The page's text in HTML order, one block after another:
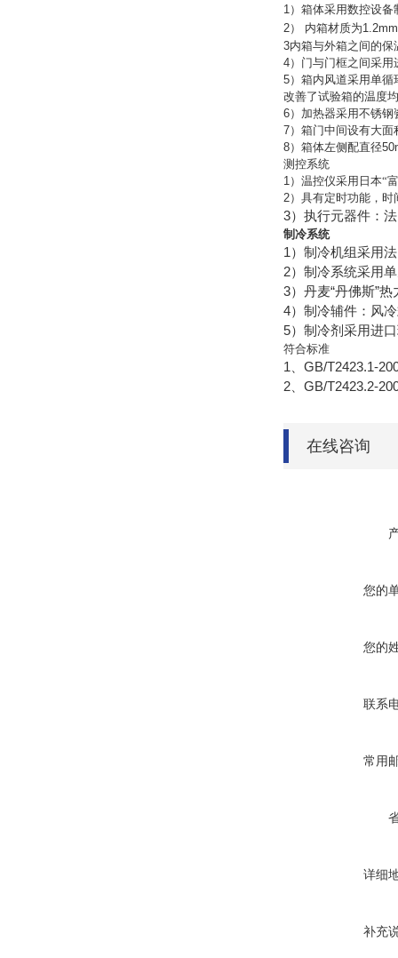
1） 箱体采用数控设
2） 内箱材质为1.2mm
3内箱与外箱之间的
4） 门与门框之间采
5） 箱内风道采用单循
改善了试验箱的温度
6） 加热器采用不锈
7） 箱门中间设有大面
8） 箱体左侧配直径
测控系统
1）温控仪采用日本“
2）具有定时功能，时
3）执行元器件：
制冷系统
1） 制冷机组采用
2） 制冷系统采用
3） 丹麦“丹佛斯”热
4） 制冷辅件：风
5） 制冷剂采用进
符合标准
1
GB/T2423.1-
2
GB/T2423.2-
在线咨询
您的
您的
联系
常用
详细
补充